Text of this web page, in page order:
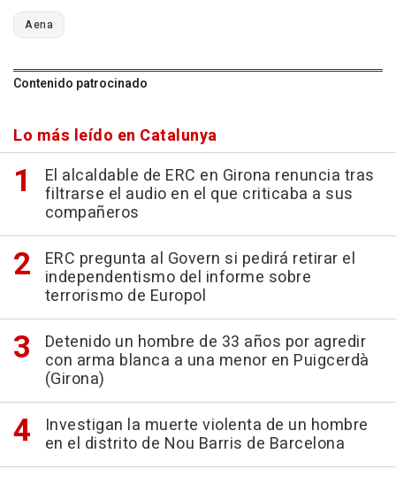
Aena
Contenido patrocinado
Lo más leído en Catalunya
El alcaldable de ERC en Girona renuncia tras
filtrarse el audio en el que criticaba a sus
compañeros
ERC pregunta al Govern si pedirá retirar el
independentismo del informe sobre
terrorismo de Europol
Detenido un hombre de 33 años por agredir
con arma blanca a una menor en Puigcerdà
(Girona)
Investigan la muerte violenta de un hombre
en el distrito de Nou Barris de Barcelona